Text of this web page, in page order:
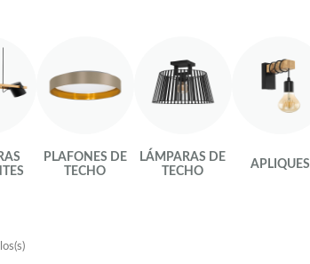
PLAFONES DE
TECHO
LÁMPARAS DE
TECHO
APLIQUES